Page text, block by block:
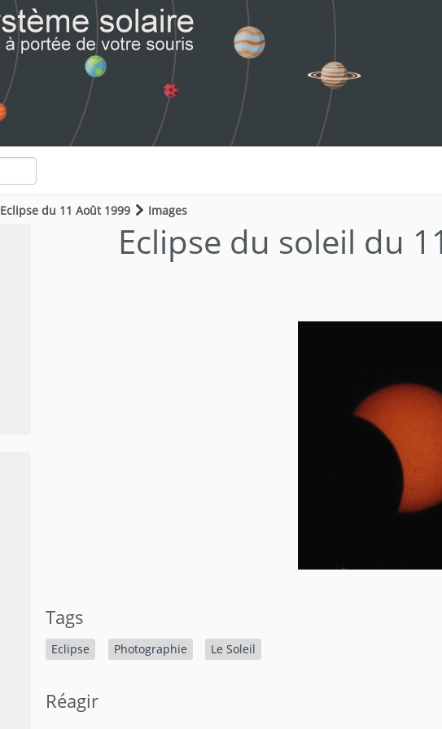
Eclipse du 11 Août 1999 Images
Eclipse du soleil du
Tags
Eclipse Photographie Le Soleil
Réagir